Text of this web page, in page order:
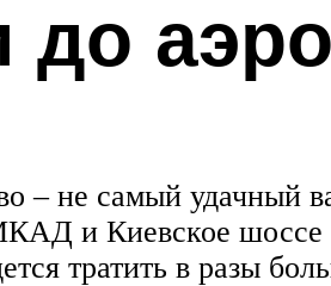
до
– не самый удачный
и Киевское шоссе
тратить в разы